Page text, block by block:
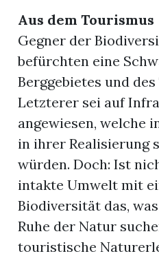
Aus dem Tourismus
Gegner der
befürchten eine
Berggebietes und
Letzterer sei auf
angewiesen, welche
in ihrer Realisierung
würden. Doch: Ist
intakte Umwelt mit
Biodiversität das,
Ruhe der Natur
touristische